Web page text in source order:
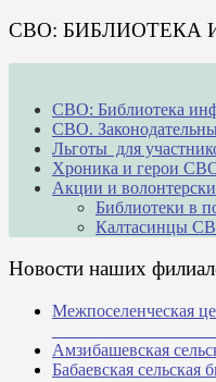
СВО: БИБЛИОТЕКА
СВО: Библиотека
СВО.
Льготы для
Хроника и герои
Акции и
Библиотеки в
Калтасинцы
Новости наших
Межпоселенческая
Амзибашевская
Бабаевская